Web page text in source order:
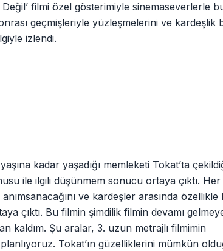
filmi özel gösterimiyle sinemaseverlerle
geçmişleriyle yüzleşmelerini ve kardeşlik
izlendi.
kadar yaşadığı memleketi Tokat’ta
ile ilgili düşünmem sonucu ortaya çıktı. Her
ve kardeşler arasında
çıktı. Bu filmin şimdilik filmin devamı
kaldım. Şu aralar, 3. uzun metrajlı filmimin
Tokat’ın güzelliklerini mümkün